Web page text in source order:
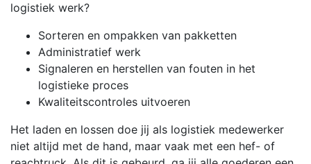
logistiek werk?
Sorteren en ompakken van pakketten
Administratief werk
Signaleren en herstellen van fouten in het
logistieke proces
Kwaliteitscontroles uitvoeren
Het laden en lossen doe jij als logistiek medewerker
niet altijd met de hand, maar vaak met een hef- of